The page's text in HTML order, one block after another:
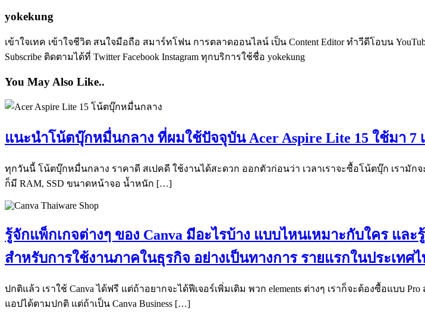
yokekung
เข้าใจเทค เข้าใจชีวิต สนใจมือถือ สมาร์ทโฟน การตลาดออนไลน์ เป็น Content Editor ทำวีดีโอบน
Subscribe ติดตามได้ที่ Twitter Facebook Instagram ทุกบริการใช้ชื่อ yokekung
You May Also Like..
แนะนำโน้ตบุ๊กหมื่นกลาง ที่ผมใช้ปัจจุบัน Acer Aspire Lite 15 ใช้มา 7
ทุกวันนี้ โน้ตบุ๊กหมื่นกลาง ราคาดี สเปคดี ใช้งานได้สะดวก ออกตัวก่อนว่า เวลาเราจะซื้อโน้ตบุ๊ก เรามัก
ก็มี RAM, SSD ขนาดหน้าจอ น้ำหนัก […]
รู้จักแพ็กเกจต่างๆ ของ Canva มีอะไรบ้าง แบบไหนเหมาะกับใคร แล
สำหรับการใช้งานภาคในธุรกิจ อย่างเป็นทางการ รายแรกในประเทศ
ปกติแล้ว เราใช้ Canva ได้ฟรี แต่ถ้าอยากจะได้ฟีเจอร์เพิ่มเติม พวก elements ต่างๆ เราก็จะต้องซื้อแบบ
แอปได้ตามปกติ แต่ถ้าเป็น Canva Business […]